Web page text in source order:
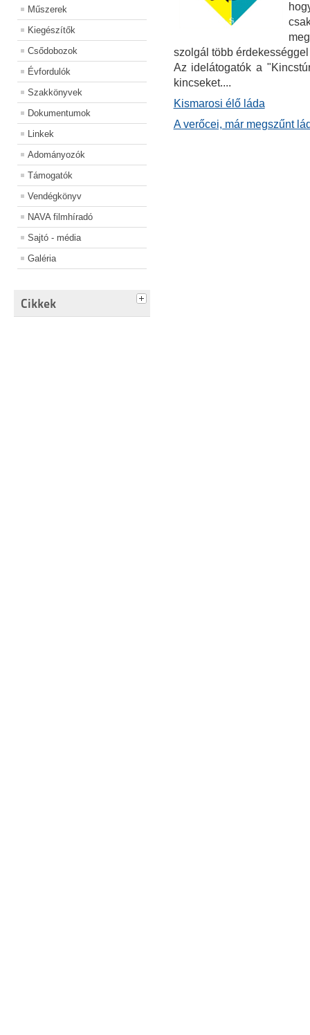
Műszerek
Kiegészítők
Csődobozok
Évfordulók
Szakkönyvek
Dokumentumok
Linkek
Adományozók
Támogatók
Vendégkönyv
NAVA filmhíradó
Sajtó - média
Galéria
Cikkek
szolgál több
Az idelátogatók a
kincseket....
Kismarosi élő láda
A verőcei, már megszűnt